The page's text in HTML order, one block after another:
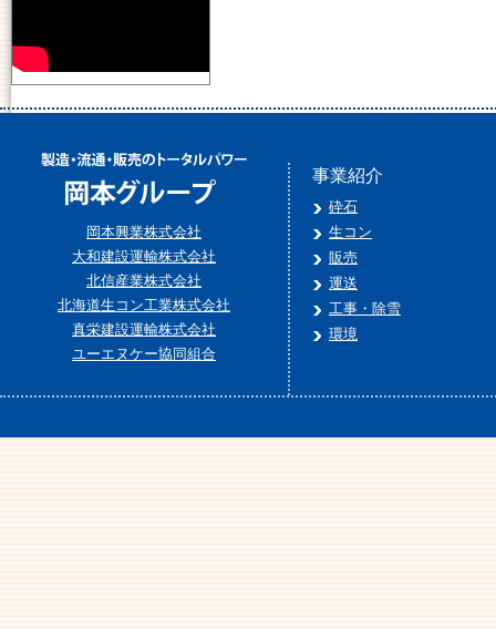
岡本興業株式会社
大和建設運輸株式会社
北信産業株式会社
北海道生コン工業株式会社
真栄建設運輸株式会社
ユーエヌケー協同組合
事業紹介
砕石
生コン
販売
運送
工事・除雪
環境